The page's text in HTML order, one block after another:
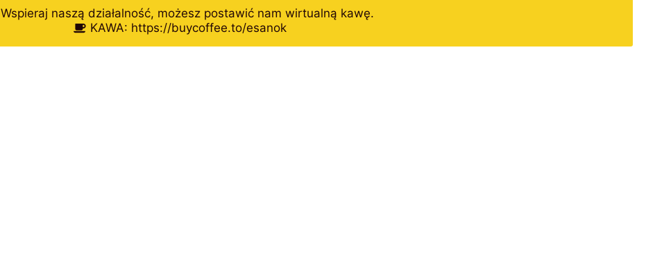
Wspieraj naszą działalność, możesz postawić nam wirtualną kawę.
KAWA: https://buycoffee.to/esanok